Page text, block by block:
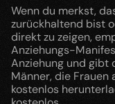
Wenn du merkst,
zurückhaltend bist
direkt zu zeigen,
Anziehungs-
Anziehung und gibt
Männer, die Frauen
kostenlos